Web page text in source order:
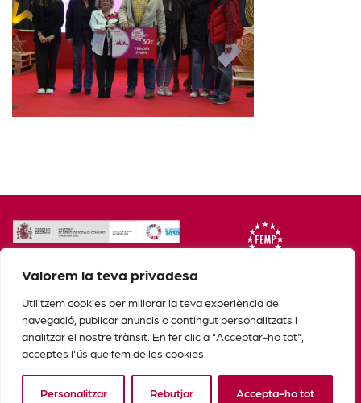
Valorem la teva privadesa
Utilitzem cookies per millorar la teva experiència de
navegació, publicar anuncis o contingut personalitzats i
analitzar el nostre trànsit. En fer clic a "Acceptar-ho tot",
acceptes l'ús que fem de les cookies.
Personalitzar Rebutjar Accepta-ho tot